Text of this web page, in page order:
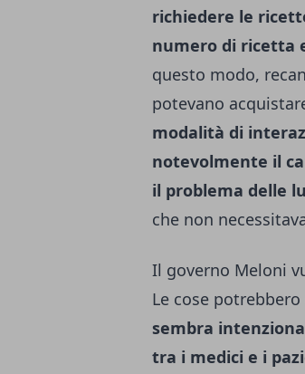
richiedere le
numero di ricetta
questo modo,
potevano
modalità di
notevolmente il
il problema delle
che non
Il governo Meloni
Le cose
sembra
tra i medici e i